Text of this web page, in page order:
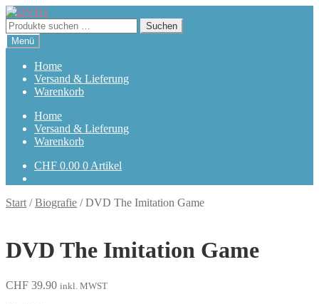
Zur
Navigation
springen
Zum
Inhalt
springen
Suchen
nach:
Suchen
Menü
Home
Versand & Lieferung
Warenkorb
Home
Versand & Lieferung
Warenkorb
CHF 0.00 0 Artikel
Start /Biografie /DVD The Imitation Game
DVD The Imitation Game
CHF 39.90 inkl. MWST